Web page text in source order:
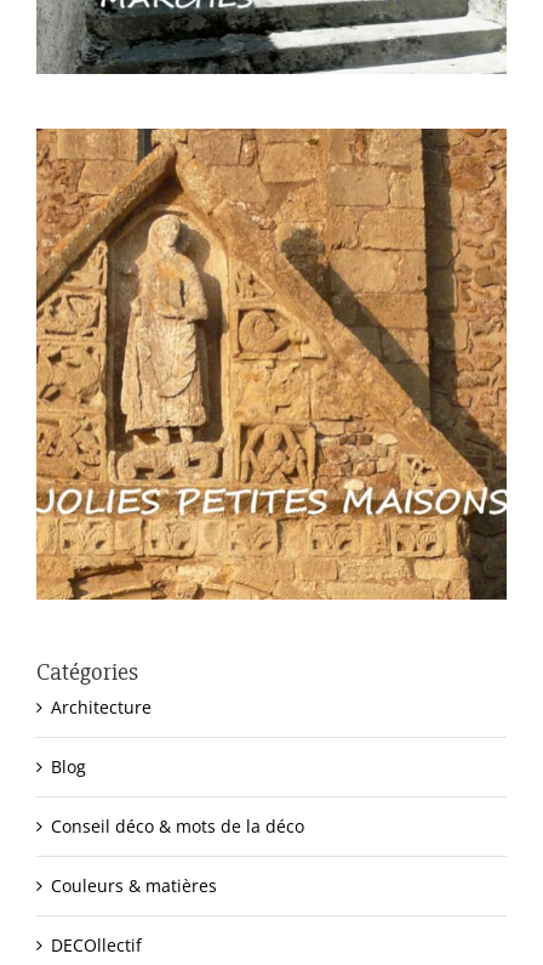
Catégories
Architecture
Blog
Conseil déco & mots de la déco
Couleurs & matières
DECOllectif